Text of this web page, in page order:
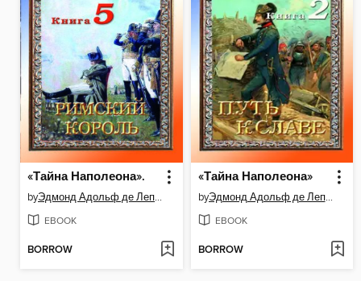
«Тайна Наполеона».
by Эдмонд Адольф де Лепеллетье де Буэлье
EBOOK
BORROW
«Тайна Наполеона»
by Эдмонд Адольф де Лепеллетье де Буэлье
EBOOK
BORROW